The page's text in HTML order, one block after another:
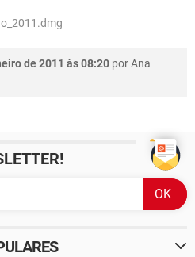
de 2011 às 08:20 porAna